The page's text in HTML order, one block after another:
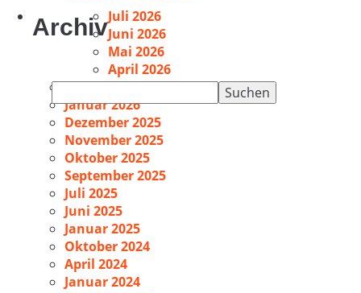
Suchen
nach:
ArchivJuli 2026
Juni 2026
Mai 2026
April 2026
Februar 2026
Januar 2026
Dezember 2025
November 2025
Oktober 2025
September 2025
Juli 2025
Juni 2025
Januar 2025
Oktober 2024
April 2024
Januar 2024